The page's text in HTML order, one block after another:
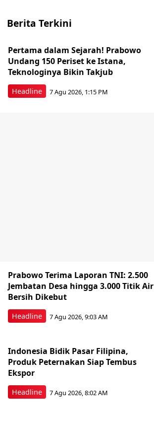
Berita Terkini
Headline
Pertama dalam Sejarah! Prabowo
Undang 150 Periset ke Istana,
Teknologinya Bikin Takjub
7 Agu 2026, 1:15 PM
Headline
Prabowo Terima Laporan TNI: 2.500
Jembatan Desa hingga 3.000 Titik Air
Bersih Dikebut
7 Agu 2026, 9:03 AM
Headline
Indonesia Bidik Pasar Filipina,
Produk Peternakan Siap Tembus
Ekspor
7 Agu 2026, 8:02 AM